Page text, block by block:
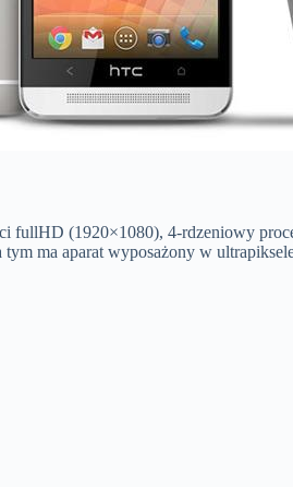
(1920×1080), 4-rdzeniowy
ma aparat wyposażony w